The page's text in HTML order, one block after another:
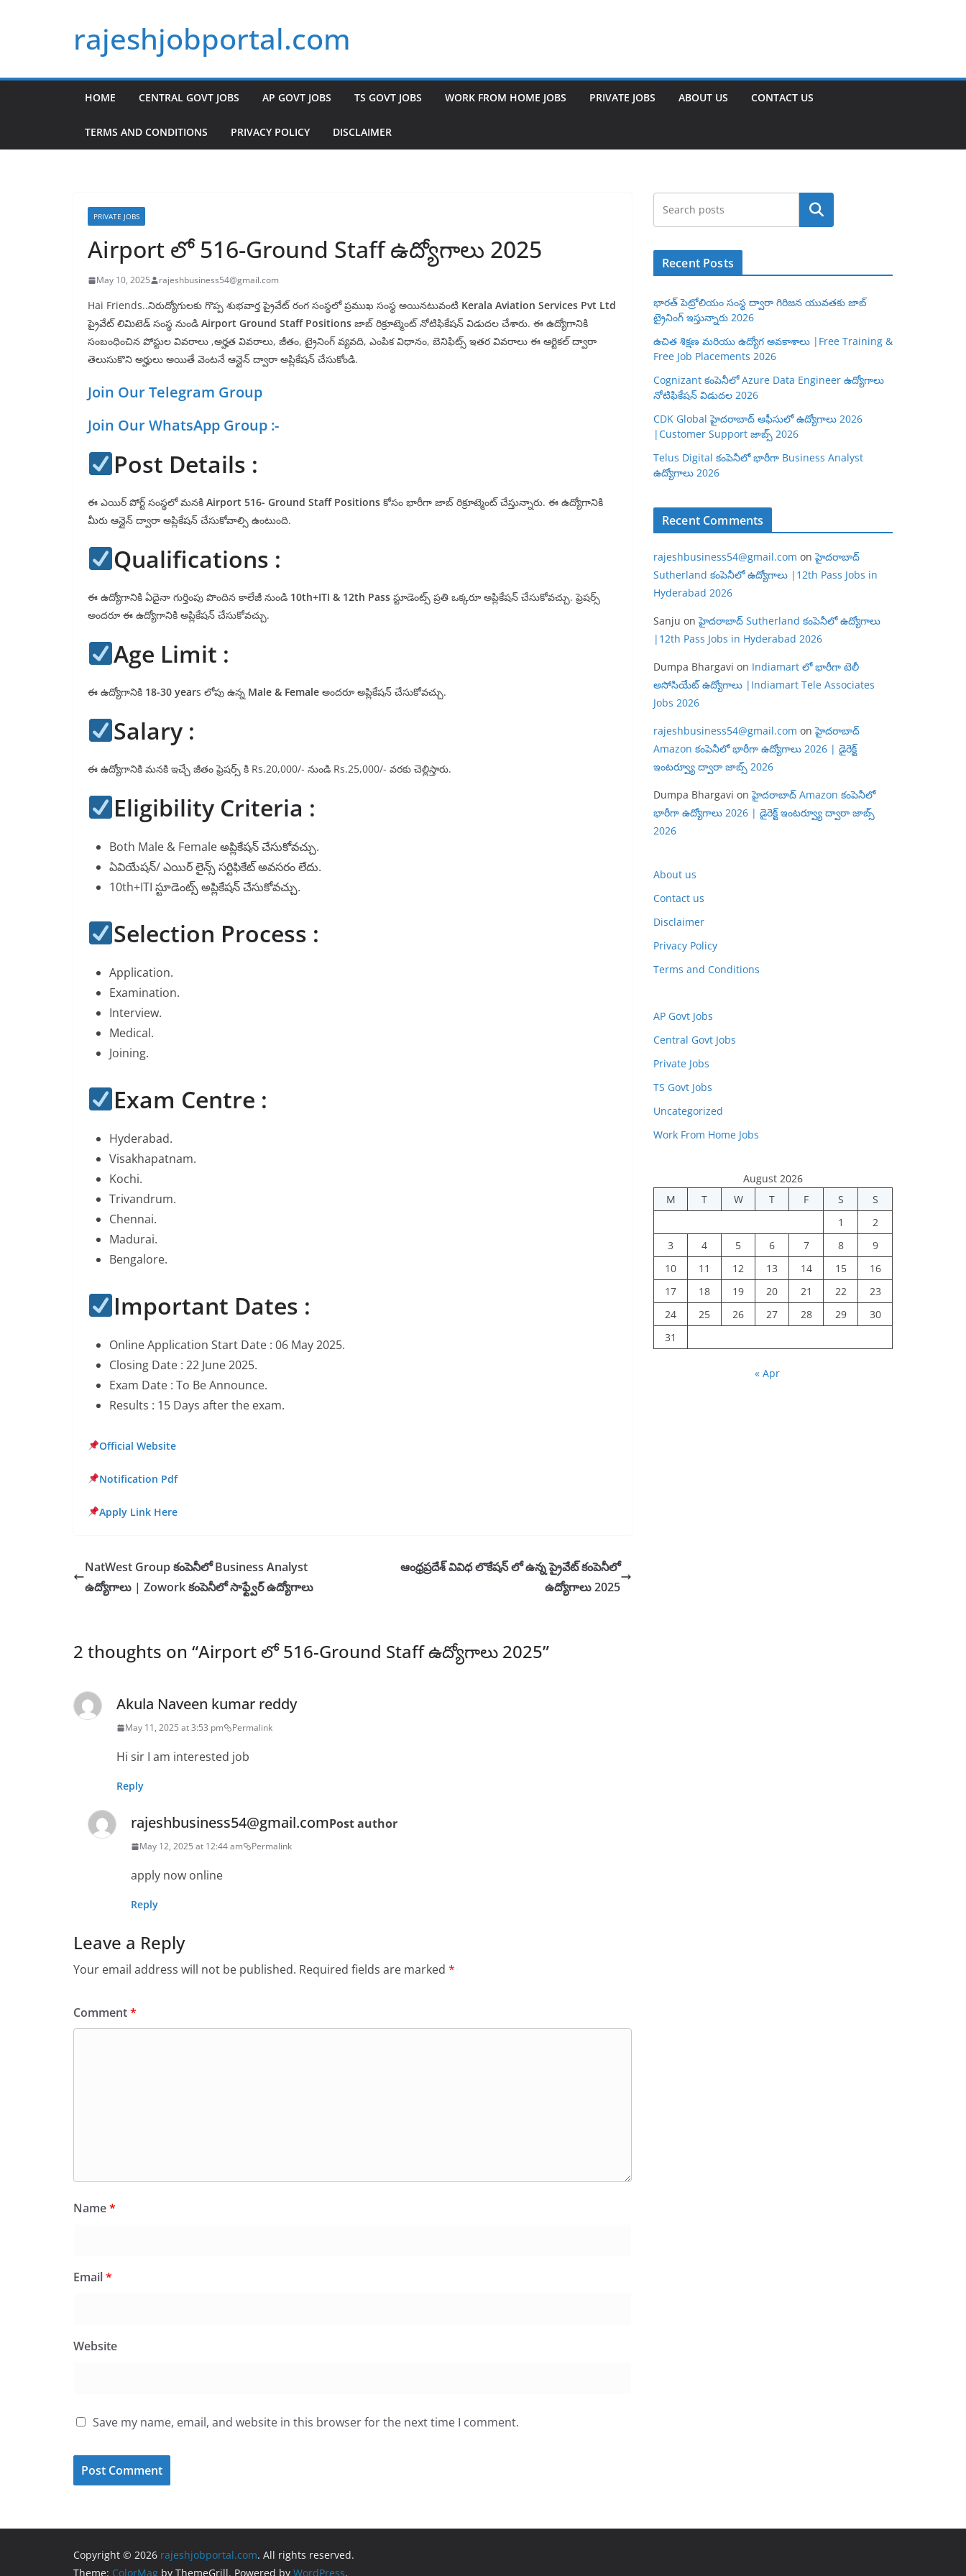
rajeshjobportal.com
HOME CENTRAL GOVT JOBS AP GOVT JOBS TS GOVT JOBS WORK FROM HOME JOBS PRIVATE JOBS ABOUT US CONTACT US
TERMS AND CONDITIONS PRIVACY POLICY DISCLAIMER
PRIVATE JOBS
Airport లో 516-Ground Staff ఉద్యోగాలు 2025
May 10, 2025 rajeshbusiness54@gmail.com
Hai Friends..నిరుద్యోగులకు గొప్ప శుభవార్త ప్రైవేట్ రంగ సంస్థలో ప్రముఖ సంస్థ అయినటువంటి Kerala Aviation Services Pvt Ltd
ప్రైవేట్ లిమిటెడ్ సంస్థ నుండి Airport Ground Staff Positions జాబ్ రిక్రూట్మెంట్ నోటిఫికేషన్ విడుదల చేశారు. ఈ ఉద్యోగానికి
సంబంధించిన పోస్టుల వివరాలు ,అర్హత వివరాలు, జీతం, ట్రైనింగ్ వ్యవది, ఎంపిక విధానం, బెనిఫిట్స్ ఇతర వివరాలు ఈ ఆర్టికల్ ద్వారా
తెలుసుకొని అర్హులు అయితే వెంటనే ఆన్లైన్ ద్వారా అప్లికేషన్ చేసుకోండి.
Join Our Telegram Group
Join Our WhatsApp Group :-
Post Details :
ఈ ఎయిర్ పోర్ట్ సంస్థలో మనకి Airport 516- Ground Staff Positions కోసం భారీగా జాబ్ రిక్రూట్మెంట్ చేస్తున్నారు. ఈ ఉద్యోగానికి
మీరు ఆన్లైన్ ద్వారా అప్లికేషన్ చేసుకోవాల్సి ఉంటుంది.
Qualifications :
ఈ ఉద్యోగానికి ఏదైనా గుర్తింపు పొందిన కాలేజీ నుండి 10th+ITI & 12th Pass స్టూడెంట్స్ ప్రతి ఒక్కరూ అప్లికేషన్ చేసుకోవచ్చు. ఫ్రెషర్స్
అందరూ ఈ ఉద్యోగానికి అప్లికేషన్ చేసుకోవచ్చు.
Age Limit :
ఈ ఉద్యోగానికి 18-30 years లోపు ఉన్న Male & Female అందరూ అప్లికేషన్ చేసుకోవచ్చు.
Salary :
ఈ ఉద్యోగానికి మనకి ఇచ్చే జీతం ఫ్రెషర్స్ కి Rs.20,000/- నుండి Rs.25,000/- వరకు చెల్లిస్తారు.
Eligibility Criteria :
Both Male & Female అప్లికేషన్ చేసుకోవచ్చు.
ఏవియేషన్/ ఎయిర్ లైన్స్ సర్టిఫికేట్ అవసరం లేదు.
10th+ITI స్టూడెంట్స్ అప్లికేషన్ చేసుకోవచ్చు.
Selection Process :
Application.
Examination.
Interview.
Medical.
Joining.
Exam Centre :
Hyderabad.
Visakhapatnam.
Kochi.
Trivandrum.
Chennai.
Madurai.
Bengalore.
Important Dates :
Online Application Start Date : 06 May 2025.
Closing Date : 22 June 2025.
Exam Date : To Be Announce.
Results : 15 Days after the exam.
Official Website
Notification Pdf
Apply Link Here
NatWest Group కంపెనీలో Business Analyst
ఉద్యోగాలు | Zowork కంపెనీలో సాఫ్ట్వేర్ ఉద్యోగాలు
ఆంధ్రప్రదేశ్ వివిధ లొకేషన్ లో ఉన్న ప్రైవేట్ కంపెనీలో
ఉద్యోగాలు 2025
2 thoughts on “Airport లో 516-Ground Staff ఉద్యోగాలు 2025”
Akula Naveen kumar reddy
May 11, 2025 at 3:53 pm Permalink
Hi sir I am interested job
Reply
rajeshbusiness54@gmail.comPost author
May 12, 2025 at 12:44 am Permalink
apply now online
Reply
Leave a Reply
Your email address will not be published. Required fields are marked *
Comment*
Name*
Email*
Website
Save my name, email, and website in this browser for the next time I comment.
Search
Recent Posts
భారత్ పెట్రోలియం సంస్థ ద్వారా గిరిజన యువతకు జాబ్
ట్రైనింగ్ ఇస్తున్నారు 2026
ఉచిత శిక్షణ మరియు ఉద్యోగ అవకాశాలు |Free Training &
Free Job Placements 2026
Cognizant కంపెనీలో Azure Data Engineer ఉద్యోగాలు
నోటిఫికేషన్ విడుదల 2026
CDK Global హైదరాబాద్ ఆఫీసులో ఉద్యోగాలు 2026
|Customer Support జాబ్స్ 2026
Telus Digital కంపెనీలో భారీగా Business Analyst
ఉద్యోగాలు 2026
Recent Comments
rajeshbusiness54@gmail.com onహైదరాబాద్
Sutherland కంపెనీలో ఉద్యోగాలు |12th Pass Jobs in
Hyderabad 2026
Sanju onహైదరాబాద్ Sutherland కంపెనీలో ఉద్యోగాలు
|12th Pass Jobs in Hyderabad 2026
Dumpa Bhargavi on Indiamart లో భారీగా టెలీ
అసోసియేట్ ఉద్యోగాలు |Indiamart Tele Associates
Jobs 2026
rajeshbusiness54@gmail.com onహైదరాబాద్
Amazon కంపెనీలో భారీగా ఉద్యోగాలు 2026 | డైరెక్ట్
ఇంటర్వ్యూ ద్వారా జాబ్స్ 2026
Dumpa Bhargavi onహైదరాబాద్ Amazon కంపెనీలో
భారీగా ఉద్యోగాలు 2026 | డైరెక్ట్ ఇంటర్వ్యూ ద్వారా జాబ్స్
2026
About us
Contact us
Disclaimer
Privacy Policy
Terms and Conditions
AP Govt Jobs
Central Govt Jobs
Private Jobs
TS Govt Jobs
Uncategorized
Work From Home Jobs
August 2026
M
T W T F S
S
1
2
3
4 5 6 7 8
9
10
11 12 13 14 15
16
17
18 19 20 21 22
23
24
25 26 27 28 29
30
31
« Apr
Copyright © 2026 rajeshjobportal.com. All rights reserved.
Theme: ColorMag by ThemeGrill. Powered by WordPress.